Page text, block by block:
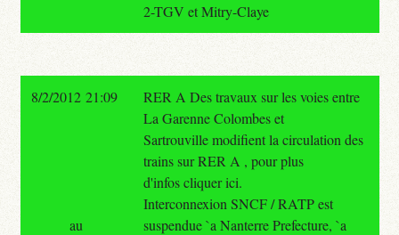
2-TGV et Mitry-Claye
8/2/2012 21:09
RER A Des travaux sur les voies entre
La Garenne Colombes et
Sartrouville modifient la circulation des
trains sur RER A , pour plus
d'infos cliquer ici.
Interconnexion SNCF / RATP est
suspendue `a Nanterre Prefecture, `a
au